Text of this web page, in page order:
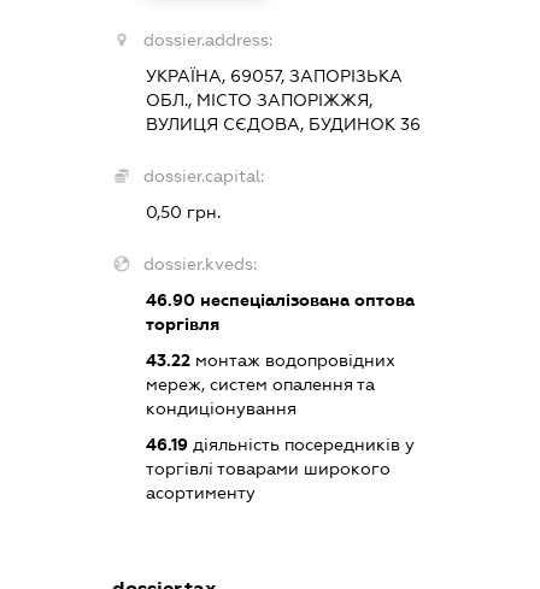
dossier.address:
УКРАЇНА, 69057, ЗАПОРІЗЬКА
ОБЛ., МІСТО ЗАПОРІЖЖЯ,
ВУЛИЦЯ СЄДОВА, БУДИНОК 36
dossier.capital:
0,50 грн.
dossier.kveds:
46.90 неспеціалізована оптова
торгівля
43.22 монтаж водопровідних
мереж, систем опалення та
кондиціонування
46.19 діяльність посередників у
торгівлі товарами широкого
асортименту